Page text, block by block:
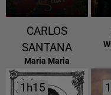
CARLOS
SANTANA
Maria Maria
1h15
1h15